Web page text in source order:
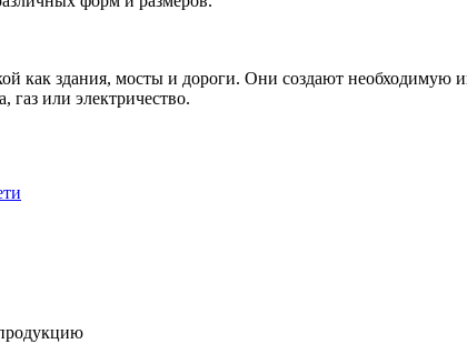
как здания, мосты и дороги. Они создают необходимую
газ или электричество.